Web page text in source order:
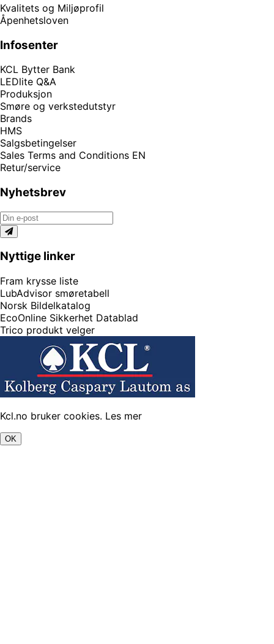
Kvalitets og Miljøprofil
Åpenhetsloven
Infosenter
KCL Bytter Bank
LEDlite Q&A
Produksjon
Smøre og verkstedutstyr
Brands
HMS
Salgsbetingelser
Sales Terms and Conditions EN
Retur/service
Nyhetsbrev
Nyttige linker
Fram krysse liste
LubAdvisor smøretabell
Norsk Bildelkatalog
EcoOnline Sikkerhet Datablad
Trico produkt velger
Kcl.no bruker cookies. Les mer
OK